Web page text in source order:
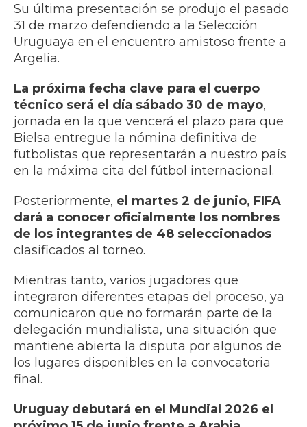
Su última presentación se produjo el pasado
31 de marzo defendiendo a la Selección
Uruguaya en el encuentro amistoso frente a
Argelia.
La próxima fecha clave para el cuerpo
técnico será el día sábado 30 de mayo,
jornada en la que vencerá el plazo para que
Bielsa entregue la nómina definitiva de
futbolistas que representarán a nuestro país
en la máxima cita del fútbol internacional.
Posteriormente, el martes 2 de junio, FIFA
dará a conocer oficialmente los nombres
de los integrantes de 48 seleccionados
clasificados al torneo.
Mientras tanto, varios jugadores que
integraron diferentes etapas del proceso, ya
comunicaron que no formarán parte de la
delegación mundialista, una situación que
mantiene abierta la disputa por algunos de
los lugares disponibles en la convocatoria
final.
Uruguay debutará en el Mundial 2026 el